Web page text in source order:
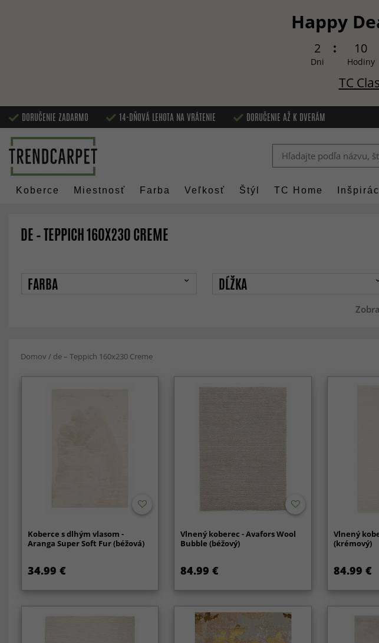
Happy
2
Dni
10
Hodiny
TC
DORUČENIE ZADARMO 14-DŇOVÁ LEHOTA NA VRÁTENIE DORUČENIE AŽ K DVERÁM
Koberce Miestnosť Farba Veľkosť Štýl TC Home
DE – TEPPICH 160X230 CREME
FARBA DĹŽKA
Domov / de – Teppich 160x230 Creme
Koberce s dlhým vlasom -
Aranga Super Soft Fur (béžová)
34.99 €
Vlnený koberec - Avafors Wool
Bubble (béžový)
84.99 €
Vlnený
(krémový)
84.99 €